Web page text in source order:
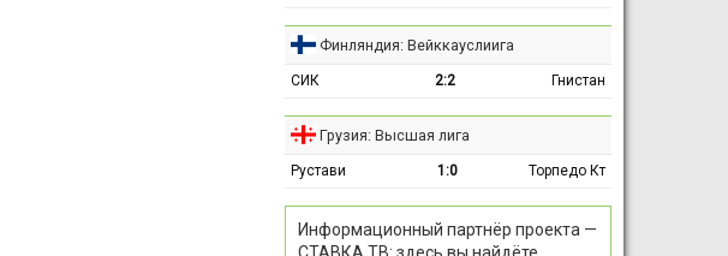
Финляндия: Вейккауслиига
СИК 2:2 Гнистан
Грузия: Высшая лига
Рустави 1:0 Торпедо Кт
Информационный партнёр проекта —
СТАВКА ТВ: здесь вы найдёте